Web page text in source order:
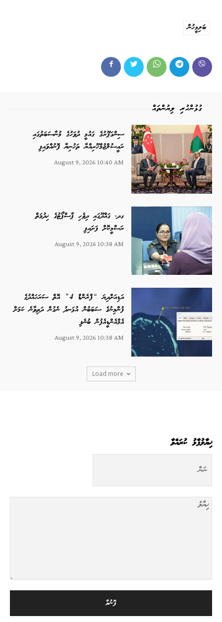
ބަލިމީހުން
ގުޅުންހުރި ލިޔުންތައް
ސިންގަޕޫރުގެ ގައުމީ ދުވަހުގެ މުނާސަބަތުގައި
ރައީސުލްޖުމްހޫރިއްޔާ ތަހުނިޔާ ފޮނުއްވައިފި
August 9, 2026 10:40 AM
ގދ. ގައްދޫގައި ދިވެހި ޕާސްޕޯޓުގެ ޚިދުމަތް
ރަސްމީކޮށް ފަށައިފި
August 9, 2026 10:38 AM
އަޑިއަށްދިޔަ “ފްރެންޑް 4” އޮތް ސަރަހައްދުގެ
ފުންމިނުގެ ސަބަބުން އުޅަނދު ނެގުން ދަތިވާނެ ކަމަށް
އެމްއެންޑީއެފުން ބުނެފި
August 9, 2026 10:38 AM
Load more
ޚިޔާލުފާޅު ކުރައްވާ